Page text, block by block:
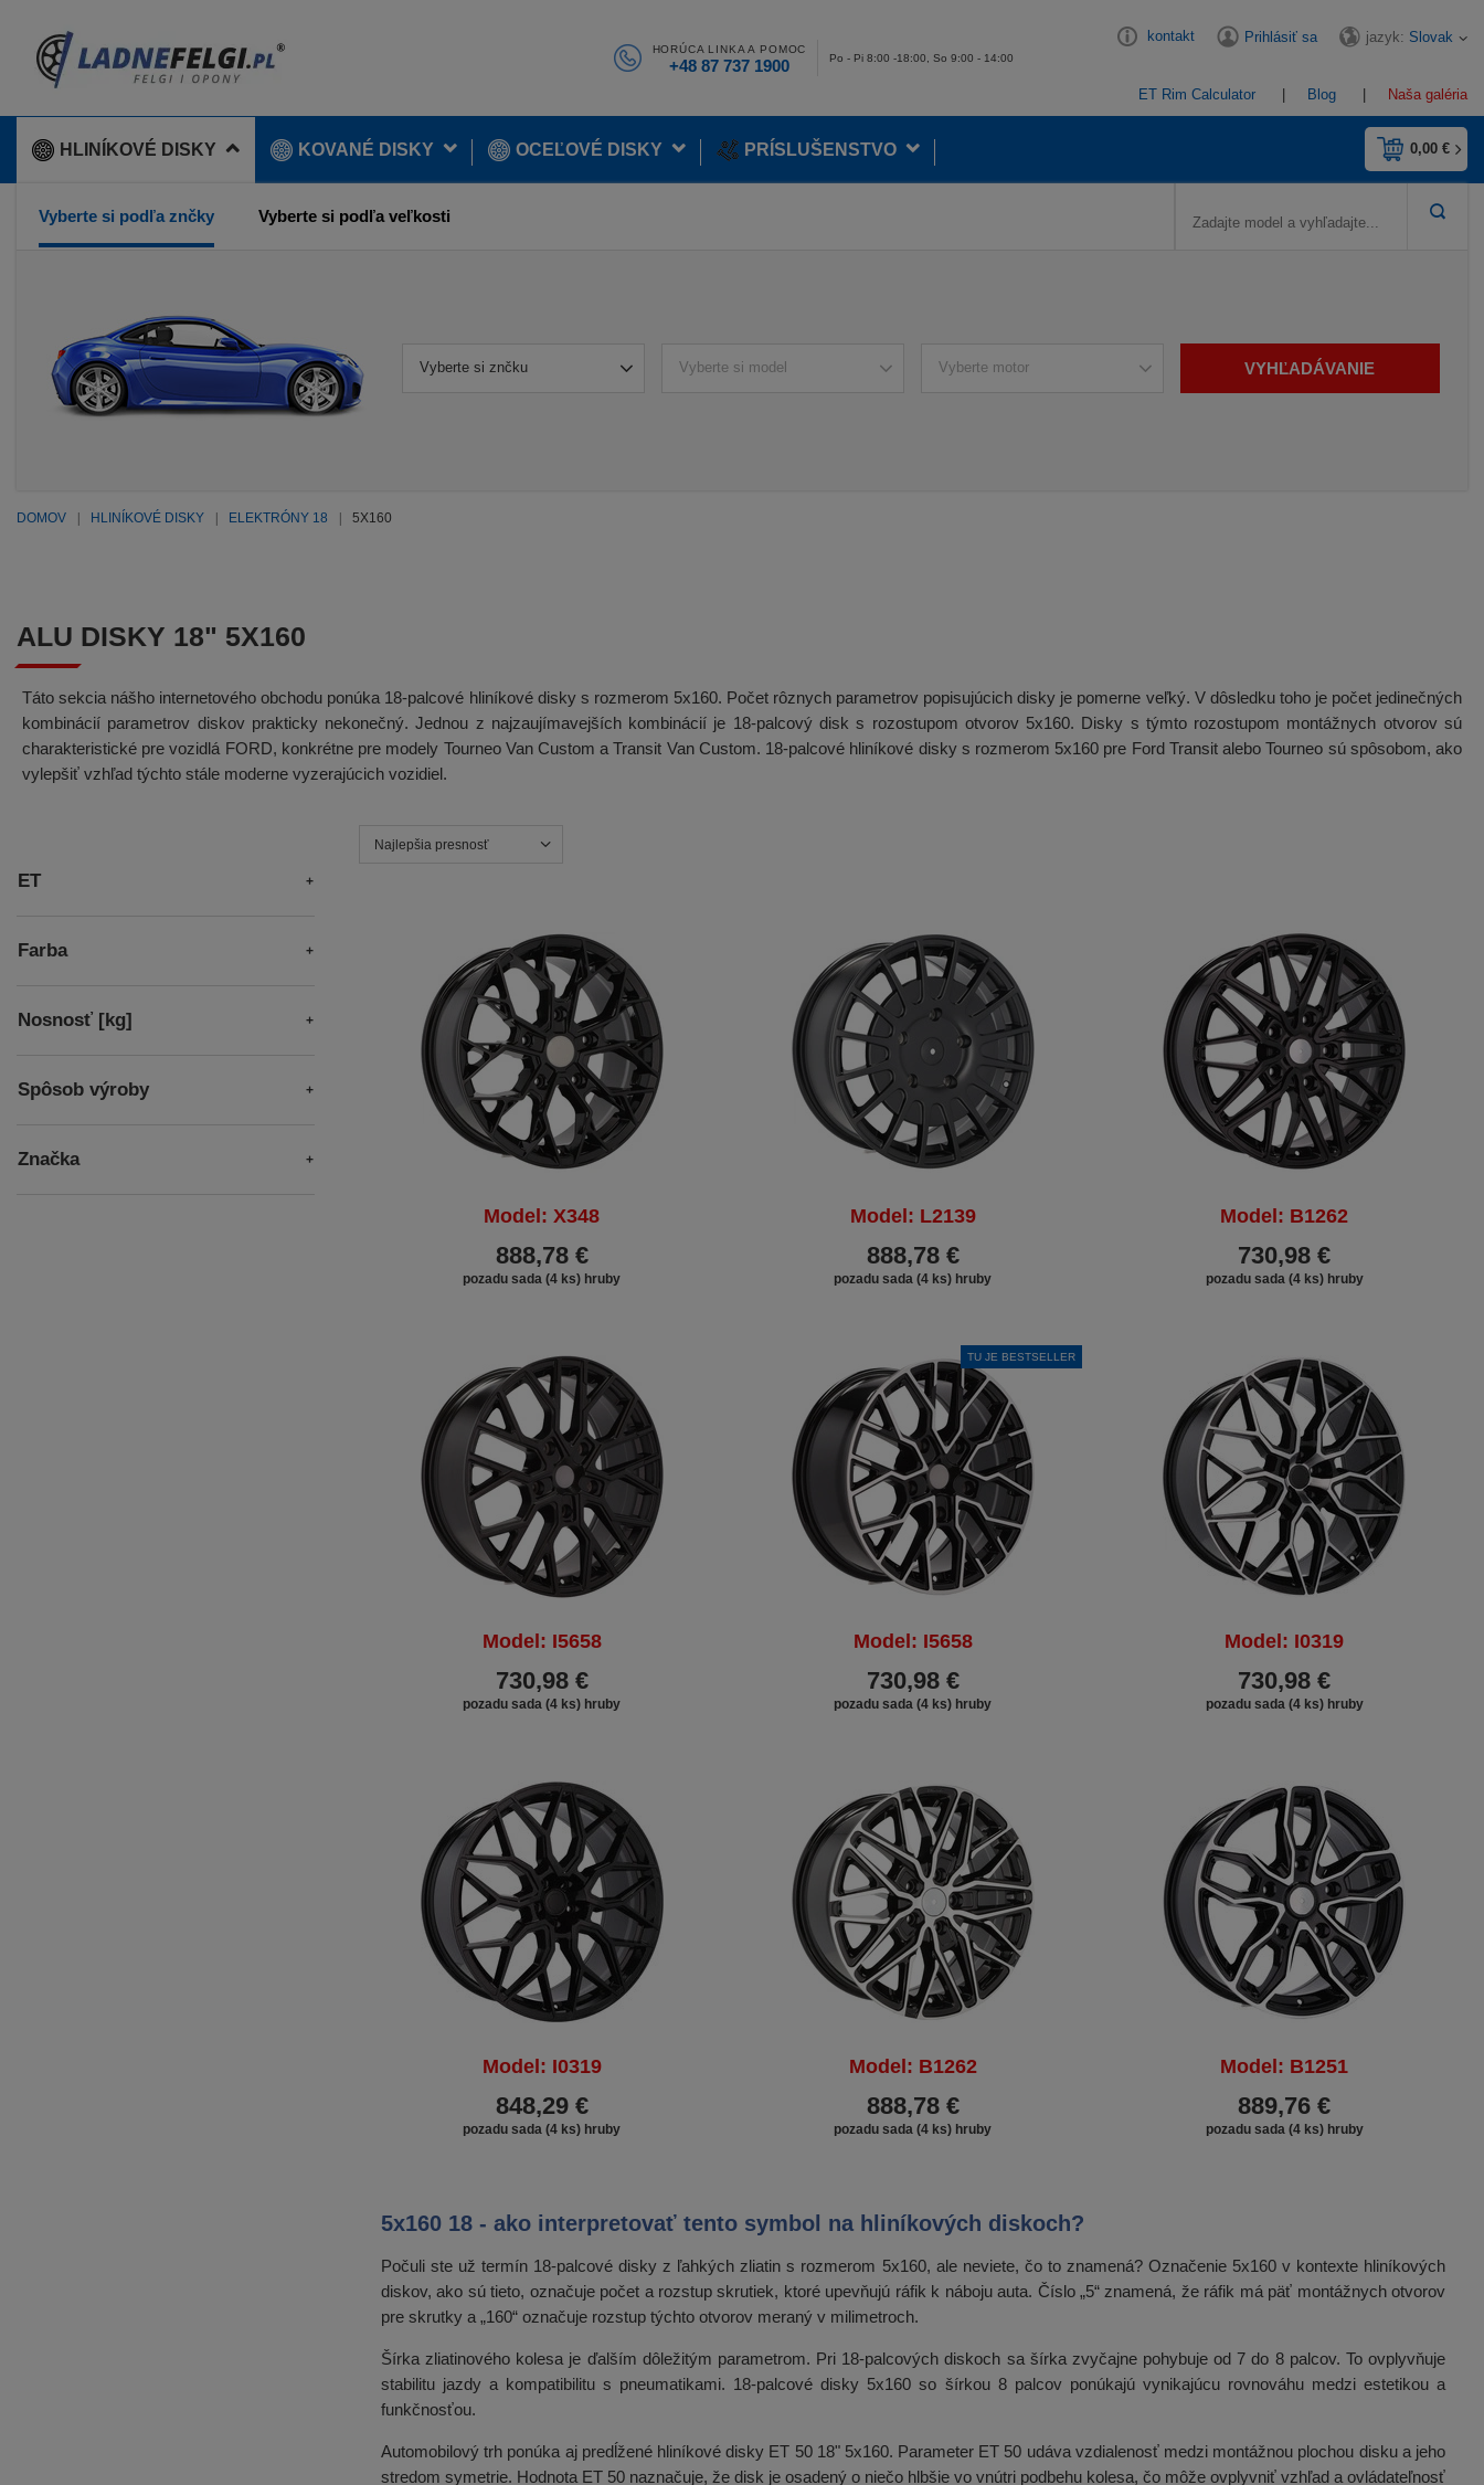
HORÚCA LINKA A POMOC
+48 87 737 1900 Po - Pi 8:00 -18:00, So 9:00 - 14:00
kontakt Prihlásiť sa jazyk: Slovak
ET Rim Calculator Blog Naša galéria
0,00 €
HLINÍKOVÉ DISKY KOVANÉ DISKY OCEĽOVÉ DISKY PRÍSLUŠENSTVO
Vyberte si podľa znčky Vyberte si podľa veľkosti
Vyberte si znčku Vyberte si model Vyberte motor VYHĽADÁVANIE
DOMOV HLINÍKOVÉ DISKY ELEKTRÓNY 18 5X160
ALU DISKY 18" 5X160
Táto sekcia nášho internetového obchodu ponúka 18-palcové hliníkové disky s rozmerom 5x160. Počet rôznych parametrov popisujúcich disky je pomerne veľký. V dôsledku toho je počet jedinečných
kombinácií parametrov diskov prakticky nekonečný. Jednou z najzaujímavejších kombinácií je 18-palcový disk s rozostupom otvorov 5x160. Disky s týmto rozostupom montážnych otvorov sú
charakteristické pre vozidlá FORD, konkrétne pre modely Tourneo Van Custom a Transit Van Custom. 18-palcové hliníkové disky s rozmerom 5x160 pre Ford Transit alebo Tourneo sú spôsobom, ako
vylepšiť vzhľad týchto stále moderne vyzerajúcich vozidiel.
ET
Farba
Nosnosť [kg]
Spôsob výroby
Značka
Najlepšia presnosť
Model: X348
888,78 €
pozadu sada (4 ks) hruby
Model: L2139
888,78 €
pozadu sada (4 ks) hruby
Model: B1262
730,98 €
pozadu sada (4 ks) hruby
Model: I5658
730,98 €
pozadu sada (4 ks) hruby
TU JE BESTSELLER
Model: I5658
730,98 €
pozadu sada (4 ks) hruby
Model: I0319
730,98 €
pozadu sada (4 ks) hruby
Model: I0319
848,29 €
pozadu sada (4 ks) hruby
Model: B1262
888,78 €
pozadu sada (4 ks) hruby
Model: B1251
889,76 €
pozadu sada (4 ks) hruby
5x160 18 - ako interpretovať tento symbol na hliníkových diskoch?
Počuli ste už termín 18-palcové disky z ľahkých zliatin s rozmerom 5x160, ale neviete, čo to znamená? Označenie 5x160 v kontexte hliníkových
diskov, ako sú tieto, označuje počet a rozstup skrutiek, ktoré upevňujú ráfik k náboju auta. Číslo „5“ znamená, že ráfik má päť montážnych otvorov
pre skrutky a „160“ označuje rozstup týchto otvorov meraný v milimetroch.
Šírka zliatinového kolesa je ďalším dôležitým parametrom. Pri 18-palcových diskoch sa šírka zvyčajne pohybuje od 7 do 8 palcov. To ovplyvňuje
stabilitu jazdy a kompatibilitu s pneumatikami. 18-palcové disky 5x160 so šírkou 8 palcov ponúkajú vynikajúcu rovnováhu medzi estetikou a
funkčnosťou.
Automobilový trh ponúka aj predĺžené hliníkové disky ET 50 18" 5x160. Parameter ET 50 udáva vzdialenosť medzi montážnou plochou disku a jeho
stredom symetrie. Hodnota ET 50 naznačuje, že disk je osadený o niečo hlbšie vo vnútri podbehu kolesa, čo môže ovplyvniť vzhľad a ovládateľnosť